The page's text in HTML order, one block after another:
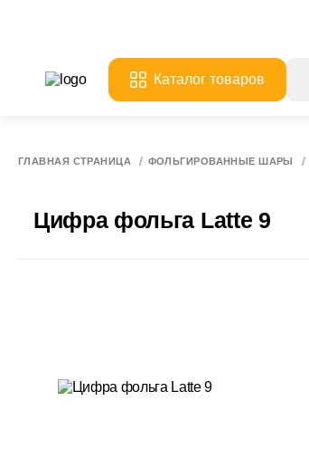
Каталог товаров
ГЛАВНАЯ СТРАНИЦА ФОЛЬГИРОВАННЫЕ ШАРЫ
Цифра фольга Latte 9